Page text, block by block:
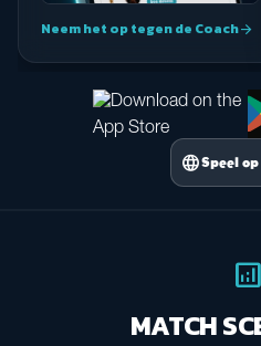
Neem het op tegen de Coacharrow_forward
languageSpeel
analytics
MATCH